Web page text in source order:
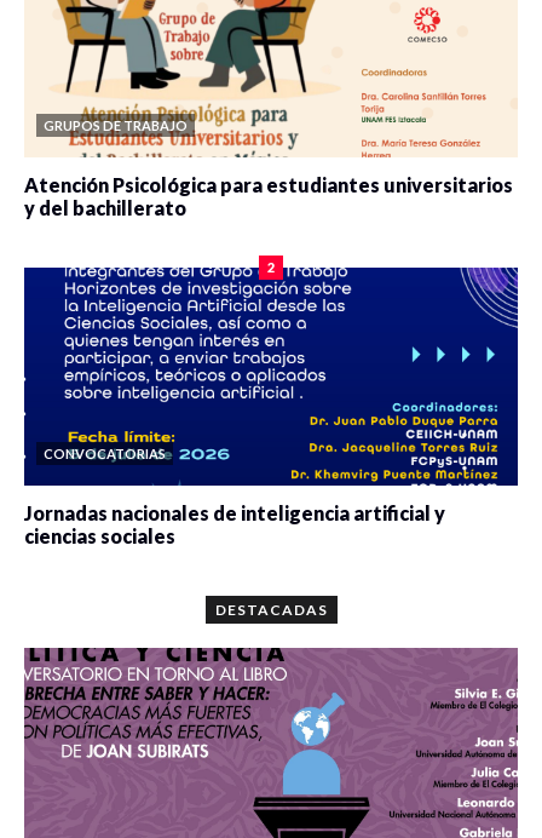
GRUPOS DE TRABAJO
Atención Psicológica para estudiantes universitarios
y del bachillerato
2
CONVOCATORIAS
Jornadas nacionales de inteligencia artificial y
ciencias sociales
DESTACADAS